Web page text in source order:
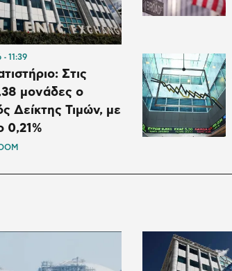
11:39
Στις
μονάδες ο
Δείκτης Τιμών, με
0,21%